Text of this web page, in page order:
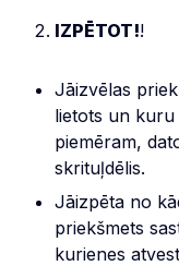
IZPĒTOT!!
Jāizvēlas
lietots un
piemēram,
skrituļdēlis.
Jāizpēta no
priekšmets
kurienes